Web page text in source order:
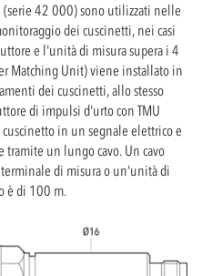
42 000) sono utilizzati nelle
dei cuscinetti, nei casi
e l'unità di misura supera i 4
Matching Unit) viene installato in
dei cuscinetti, allo stesso
di impulsi d'urto con TMU
in un segnale elettrico e
tramite un lungo cavo. Un cavo
di misura o un'unità di
è di 100 m.